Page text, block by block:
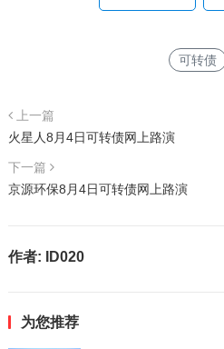
可转债
上一篇
火星人8月4日可转债网上路演
下一篇
京源环保8月4日可转债网上路演
作者: ID020
为您推荐